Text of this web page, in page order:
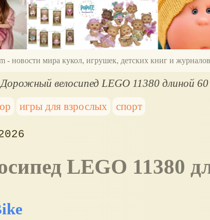
- новости мира кукол, игрушек, детских книг и
Дорожный велосипед LEGO 11380 длиной
игры для взрослых спорт
LEGO 11380